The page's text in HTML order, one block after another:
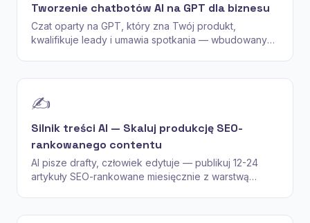
Tworzenie chatbotów AI na GPT dla biznesu
Czat oparty na GPT, który zna Twój produkt,
kwalifikuje leady i umawia spotkania — wbudowany
✍️
Silnik treści AI — Skaluj produkcję SEO-
rankowanego contentu
AI pisze drafty, człowiek edytuje — publikuj 12-24
artykuły SEO-rankowane miesięcznie z warstwą